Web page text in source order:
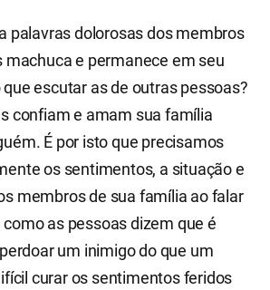
palavras dolorosas dos membros
machuca e permanece em seu
escutar as de outras pessoas?
confiam e amam sua família
É por isto que precisamos
os sentimentos, a situação e
membros de sua família ao falar
as pessoas dizem que é
um inimigo do que um
curar os sentimentos feridos